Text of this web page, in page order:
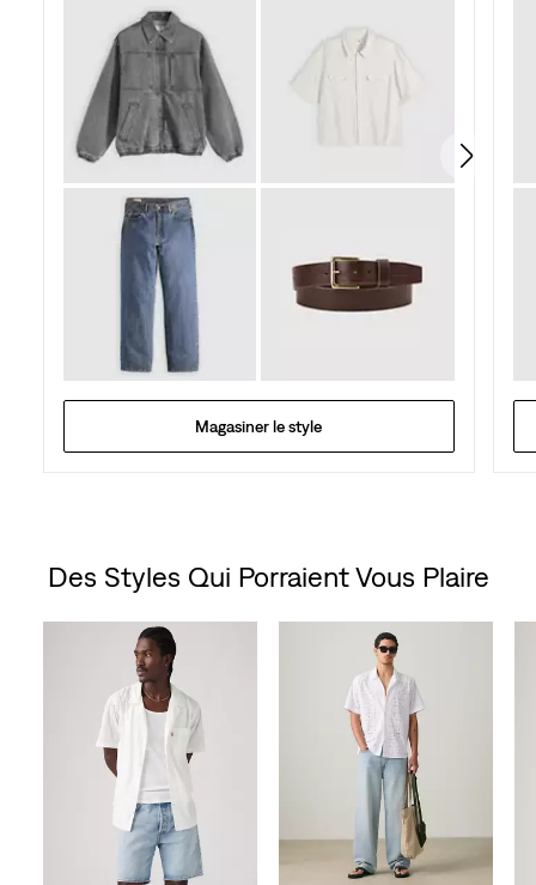
évaluations
Magasiner le style
Des Styles Qui Porraient Vous Plaire